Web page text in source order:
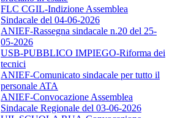
FLC CGIL-Indizione Assemblea
Sindacale del 04-06-2026
ANIEF-Rassegna sindacale n.20 del 25-
05-2026
USB-PUBBLICO IMPIEGO-Riforma dei
tecnici
ANIEF-Comunicato sindacale per tutto il
personale ATA
ANIEF-Convocazione Assemblea
Sindacale Regionale del 03-06-2026